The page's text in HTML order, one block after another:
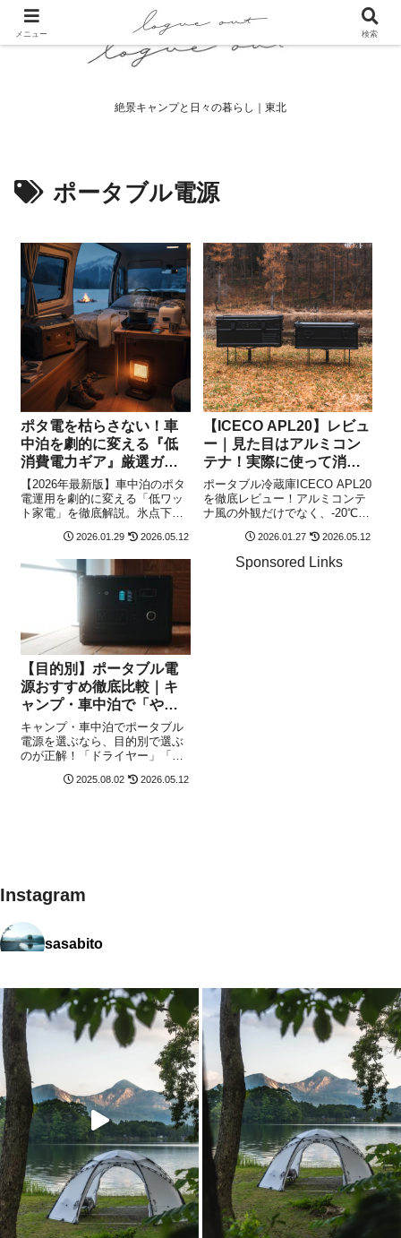
絶景キャンプと日々の暮らし｜東北
ポータブル電源
ポタ電を枯らさない！車
中泊を劇的に変える『低
消費電力ギア』厳選ガイ
ド
【2026年最新版】車中泊のポタ
電運用を劇的に変える「低ワッ
ト家電」を徹底解説。氷点下で
ら、車内調理を安全に楽しむ低
電力を100%活用するマネジメン
ト術で、旅の夜を至福の時間に
変える方法を伝授します。
2026.01.29 2026.05.12
【ICECO APL20】レビュ
ー｜見た目はアルミコン
テナ！実際に使って消費
電力とポタ電での稼働時
間を検証。『安さ』では
なく『信頼』を求めるべ
き理由。
ポータブル冷蔵庫ICECO APL20
を徹底レビュー！アルミコンテ
ナ風の外観だけでなく、-20℃ま
実測検証。実際の消費電力や静
音性、ポタ電を稼働した詳細デ
ータも公開。車載しハイエース
2026.01.27 2026.05.12
【目的別】ポータブル電
源おすすめ徹底比較｜キ
ャンプ・車中泊で「やり
たい」を叶える選び方を
解説！
キャンプ・車中泊でポータブル
電源を選ぶなら、目的別で選ぶ
のが正解！「ドライヤー」「電
たい家電に合わせて最適な容量
2025.08.02 2026.05.12
Sponsored Links
Instagram
sasabito
メニュー 検索